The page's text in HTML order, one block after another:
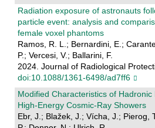
Radiation exposure of astronauts
particle event: analysis and
female voxel phantoms
Ramos, R. L.; Bernardini, E.;
P.; Vercesi, V.; Ballarini, F.
2024. Journal of Radiological
doi:10.1088/1361-6498/ad7ff6
Modified Characteristics of
High-Energy Cosmic-Ray Showers
Ebr, J.; Blažek, J.; Vícha, J.; Pierog,